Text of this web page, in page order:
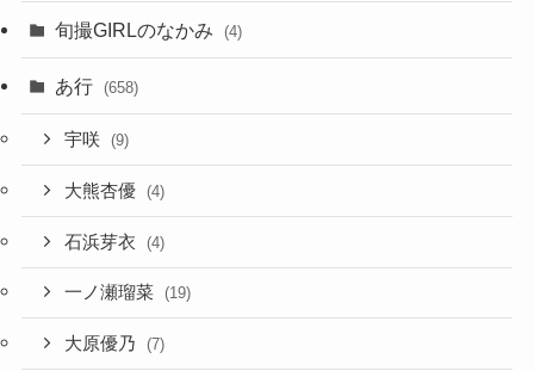
旬撮GIRLのなかみ (4)
あ行 (658)
宇咲 (9)
大熊杏優 (4)
石浜芽衣 (4)
一ノ瀬瑠菜 (19)
大原優乃 (7)